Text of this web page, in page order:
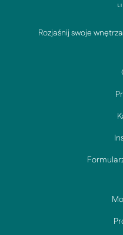
Rozjaśnij swoje